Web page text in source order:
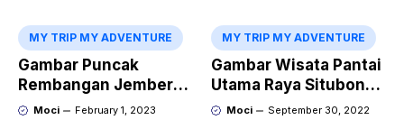
MY TRIP MY ADVENTURE
Gambar Puncak
Rembangan Jember
Terbaru
Moci February 1, 2023
MY TRIP MY ADVENTURE
Gambar Wisata Pantai
Utama Raya Situbondo
Perbatasan
Moci September 30, 2022